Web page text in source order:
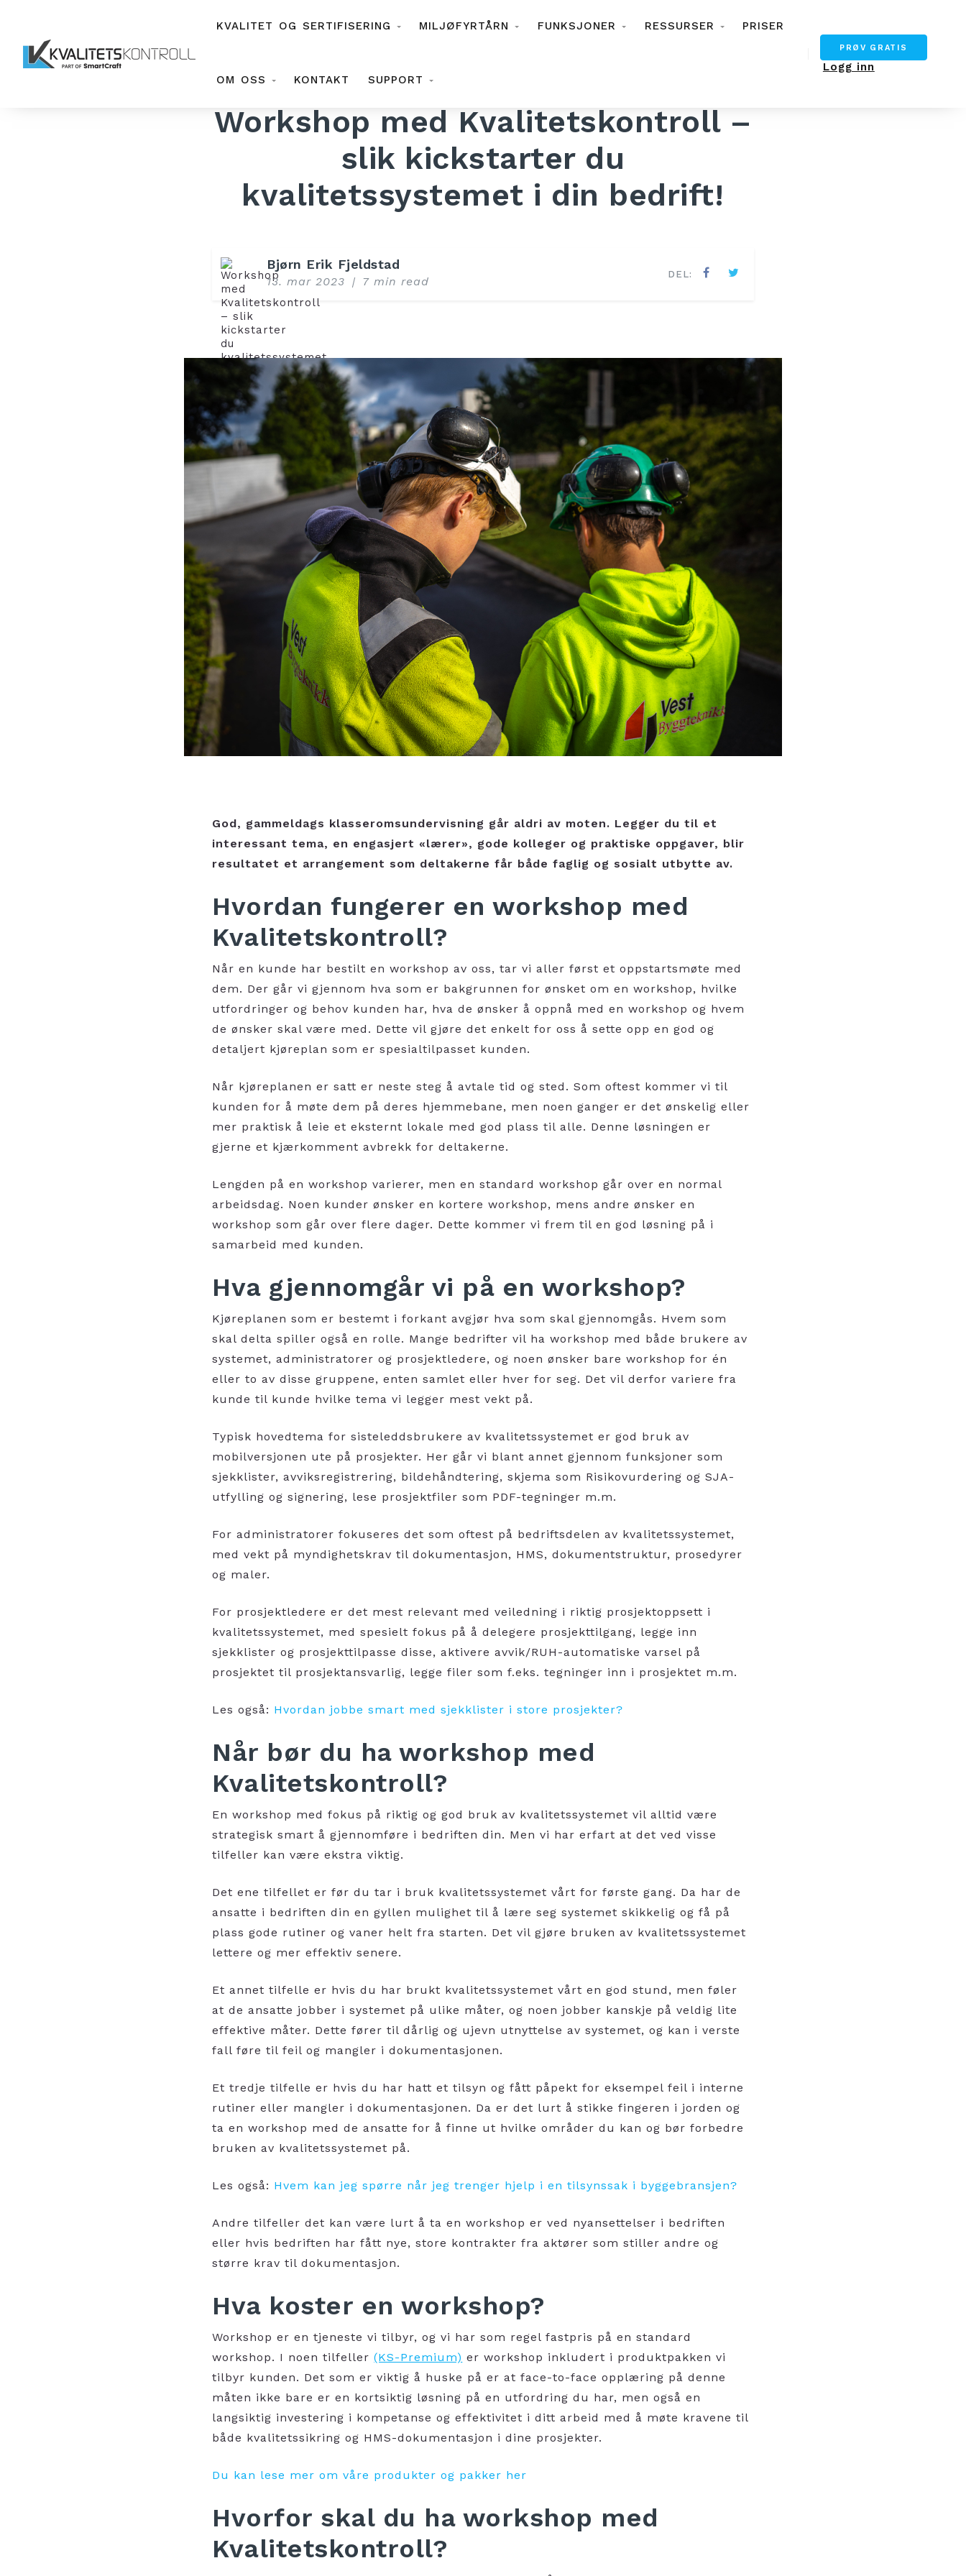
KVALITET OG SERTIFISERING MILJØFYRTÅRN FUNKSJONER RESSURSER PRISER
OM OSS KONTAKT SUPPORT
PRØV GRATIS
Logg inn
Workshop med Kvalitetskontroll –
slik kickstarter du
kvalitetssystemet i din bedrift!
Bjørn Erik Fjeldstad
13. mar 2023 | 7 min read
DEL:
God, gammeldags klasseromsundervisning går aldri av moten. Legger du til et
interessant tema, en engasjert «lærer», gode kolleger og praktiske oppgaver, blir
resultatet et arrangement som deltakerne får både faglig og sosialt utbytte av.
Hvordan fungerer en workshop med
Kvalitetskontroll?
Når en kunde har bestilt en workshop av oss, tar vi aller først et oppstartsmøte med
dem. Der går vi gjennom hva som er bakgrunnen for ønsket om en workshop, hvilke
utfordringer og behov kunden har, hva de ønsker å oppnå med en workshop og hvem
de ønsker skal være med. Dette vil gjøre det enkelt for oss å sette opp en god og
detaljert kjøreplan som er spesialtilpasset kunden.
Når kjøreplanen er satt er neste steg å avtale tid og sted. Som oftest kommer vi til
kunden for å møte dem på deres hjemmebane, men noen ganger er det ønskelig eller
mer praktisk å leie et eksternt lokale med god plass til alle. Denne løsningen er
gjerne et kjærkomment avbrekk for deltakerne.
Lengden på en workshop varierer, men en standard workshop går over en normal
arbeidsdag. Noen kunder ønsker en kortere workshop, mens andre ønsker en
workshop som går over flere dager. Dette kommer vi frem til en god løsning på i
samarbeid med kunden.
Hva gjennomgår vi på en workshop?
Kjøreplanen som er bestemt i forkant avgjør hva som skal gjennomgås. Hvem som
skal delta spiller også en rolle. Mange bedrifter vil ha workshop med både brukere av
systemet, administratorer og prosjektledere, og noen ønsker bare workshop for én
eller to av disse gruppene, enten samlet eller hver for seg. Det vil derfor variere fra
kunde til kunde hvilke tema vi legger mest vekt på.
Typisk hovedtema for sisteleddsbrukere av kvalitetssystemet er god bruk av
mobilversjonen ute på prosjekter. Her går vi blant annet gjennom funksjoner som
sjekklister, avviksregistrering, bildehåndtering, skjema som Risikovurdering og SJA-
utfylling og signering, lese prosjektfiler som PDF-tegninger m.m.
For administratorer fokuseres det som oftest på bedriftsdelen av kvalitetssystemet,
med vekt på myndighetskrav til dokumentasjon, HMS, dokumentstruktur, prosedyrer
og maler.
For prosjektledere er det mest relevant med veiledning i riktig prosjektoppsett i
kvalitetssystemet, med spesielt fokus på å delegere prosjekttilgang, legge inn
sjekklister og prosjekttilpasse disse, aktivere avvik/RUH-automatiske varsel på
prosjektet til prosjektansvarlig, legge filer som f.eks. tegninger inn i prosjektet m.m.
Les også: Hvordan jobbe smart med sjekklister i store prosjekter?
Når bør du ha workshop med
Kvalitetskontroll?
En workshop med fokus på riktig og god bruk av kvalitetssystemet vil alltid være
strategisk smart å gjennomføre i bedriften din. Men vi har erfart at det ved visse
tilfeller kan være ekstra viktig.
Det ene tilfellet er før du tar i bruk kvalitetssystemet vårt for første gang. Da har de
ansatte i bedriften din en gyllen mulighet til å lære seg systemet skikkelig og få på
plass gode rutiner og vaner helt fra starten. Det vil gjøre bruken av kvalitetssystemet
lettere og mer effektiv senere.
Et annet tilfelle er hvis du har brukt kvalitetssystemet vårt en god stund, men føler
at de ansatte jobber i systemet på ulike måter, og noen jobber kanskje på veldig lite
effektive måter. Dette fører til dårlig og ujevn utnyttelse av systemet, og kan i verste
fall føre til feil og mangler i dokumentasjonen.
Et tredje tilfelle er hvis du har hatt et tilsyn og fått påpekt for eksempel feil i interne
rutiner eller mangler i dokumentasjonen. Da er det lurt å stikke fingeren i jorden og
ta en workshop med de ansatte for å finne ut hvilke områder du kan og bør forbedre
bruken av kvalitetssystemet på.
Les også: Hvem kan jeg spørre når jeg trenger hjelp i en tilsynssak i byggebransjen?
Andre tilfeller det kan være lurt å ta en workshop er ved nyansettelser i bedriften
eller hvis bedriften har fått nye, store kontrakter fra aktører som stiller andre og
større krav til dokumentasjon.
Hva koster en workshop?
Workshop er en tjeneste vi tilbyr, og vi har som regel fastpris på en standard
workshop. I noen tilfeller (KS-Premium) er workshop inkludert i produktpakken vi
tilbyr kunden. Det som er viktig å huske på er at face-to-face opplæring på denne
måten ikke bare er en kortsiktig løsning på en utfordring du har, men også en
langsiktig investering i kompetanse og effektivitet i ditt arbeid med å møte kravene til
både kvalitetssikring og HMS-dokumentasjon i dine prosjekter.
Du kan lese mer om våre produkter og pakker her
Hvorfor skal du ha workshop med
Kvalitetskontroll?